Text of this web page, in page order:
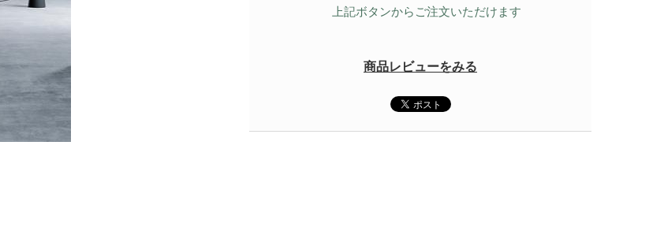
上記ボタンからご注文いただけます
商品レビューをみる